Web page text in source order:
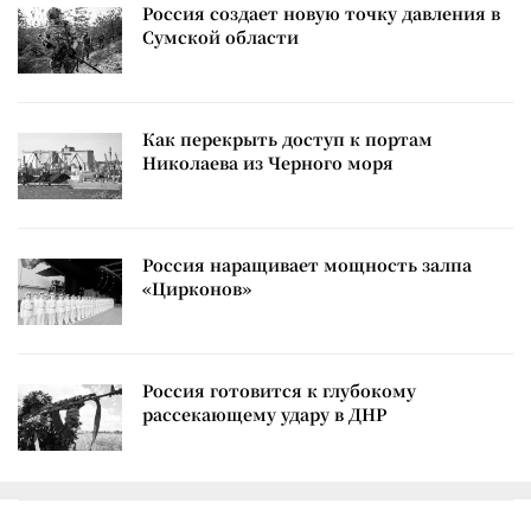
Россия создает новую точку давления в
Сумской области
Как перекрыть доступ к портам
Николаева из Черного моря
Россия наращивает мощность залпа
«Цирконов»
Россия готовится к глубокому
рассекающему удару в ДНР